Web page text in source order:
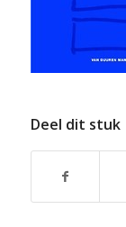
Deel dit stuk